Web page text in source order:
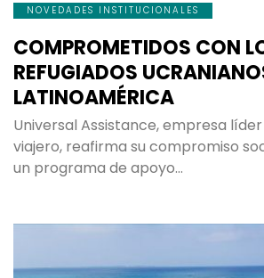
NOVEDADES INSTITUCIONALES
COMPROMETIDOS CON
REFUGIADOS
LATINOAMÉRICA
Universal Assistance, empresa
viajero, reafirma su compromiso
un programa de apoyo…